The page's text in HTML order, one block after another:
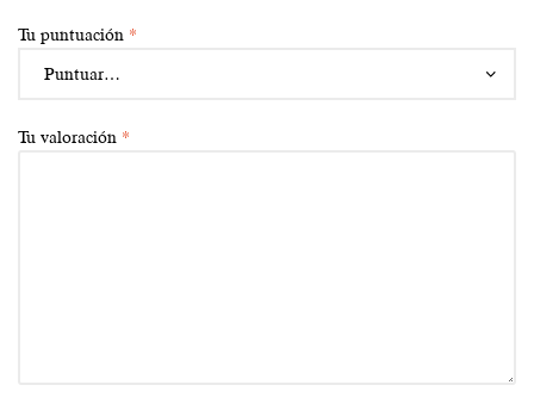
Tu puntuación *
Tu valoración *